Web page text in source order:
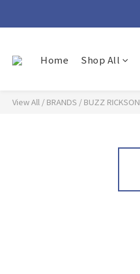
Home Shop All
View All / BRANDS / BUZZ RICKSON